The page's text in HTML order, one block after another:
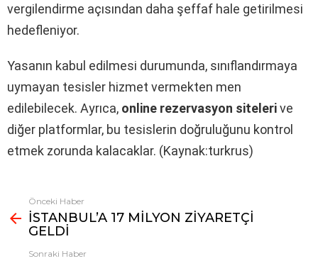
vergilendirme açısından daha şeffaf hale getirilmesi
hedefleniyor.
Yasanın kabul edilmesi durumunda, sınıflandırmaya
uymayan tesisler hizmet vermekten men
edilebilecek. Ayrıca, online rezervasyon sitelerive
diğer platformlar, bu tesislerin doğruluğunu kontrol
etmek zorunda kalacaklar. (Kaynak:turkrus)
Fazlasına
bak
Önceki Haber
İSTANBUL’A 17 MİLYON ZİYARETÇİ
GELDİ
Sonraki Haber